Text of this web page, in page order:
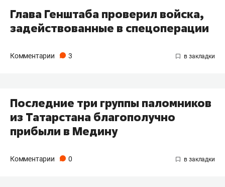
Глава Генштаба проверил войска,
задействованные в спецоперации
Комментарии 3
Последние три группы паломников
из Татарстана благополучно
прибыли в Медину
Комментарии 0